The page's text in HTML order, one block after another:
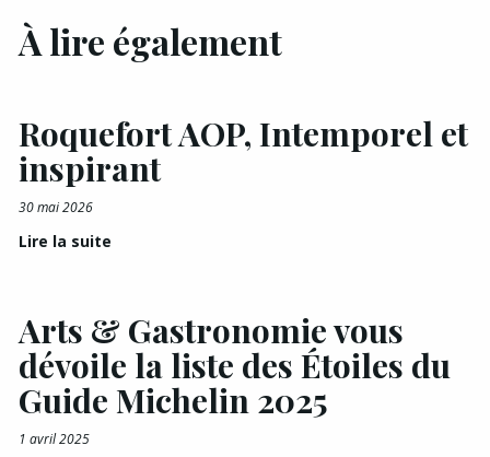
À lire également
Roquefort AOP, Intemporel et
inspirant
30 mai 2026
Lire la suite
Arts & Gastronomie vous
dévoile la liste des Étoiles du
Guide Michelin 2025
1 avril 2025